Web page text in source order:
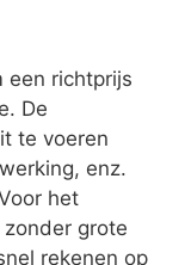
een richtprijs
De
te voeren
enz.
het
grote
rekenen op